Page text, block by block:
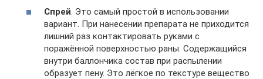
Спрей . Это самый простой в использовании
вариант. При нанесении препарата не приходится
лишний раз контактировать руками с
поражённой поверхностью раны. Содержащийся
внутри баллончика состав при распылении
образует пену. Это лёгкое по текстуре вещество